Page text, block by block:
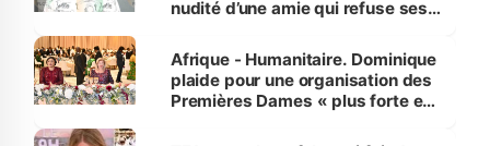
nudité d’une amie qui refuse ses
Afrique - Humanitaire. Dominique
plaide pour une organisation des
Premières Dames « plus forte et